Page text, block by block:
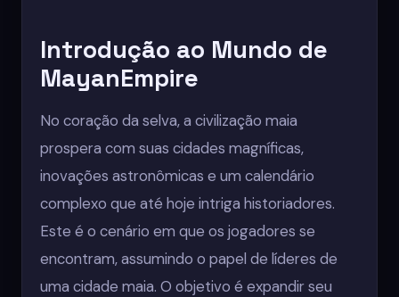
Introdução ao Mundo de
MayanEmpire
No coração da selva, a civilização maia
prospera com suas cidades magníficas,
inovações astronômicas e um calendário
complexo que até hoje intriga historiadores.
Este é o cenário em que os jogadores se
encontram, assumindo o papel de líderes de
uma cidade maia. O objetivo é expandir seu